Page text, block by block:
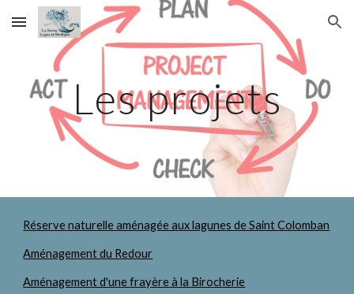
Skip to main content Skip to navigation
Les projets
Réserve naturelle aménagée aux lagunes de Saint Colomban
Aménagement du Redour
Aménagement d'une frayère à la Birocherie